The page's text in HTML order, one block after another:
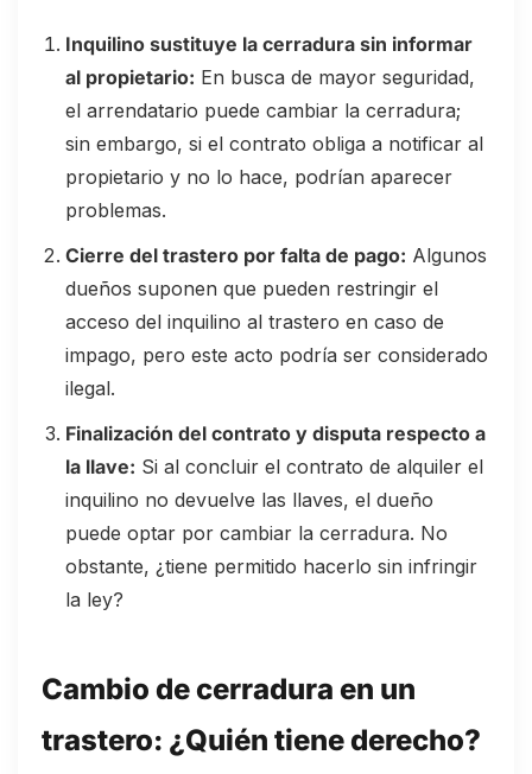
Inquilino sustituye la cerradura sin informar
al propietario: En busca de mayor seguridad,
el arrendatario puede cambiar la cerradura;
sin embargo, si el contrato obliga a notificar al
propietario y no lo hace, podrían aparecer
problemas.
Cierre del trastero por falta de pago: Algunos
dueños suponen que pueden restringir el
acceso del inquilino al trastero en caso de
impago, pero este acto podría ser considerado
ilegal.
Finalización del contrato y disputa respecto a
la llave: Si al concluir el contrato de alquiler el
inquilino no devuelve las llaves, el dueño
puede optar por cambiar la cerradura. No
obstante, ¿tiene permitido hacerlo sin infringir
la ley?
Cambio de cerradura en un
trastero: ¿Quién tiene derecho?